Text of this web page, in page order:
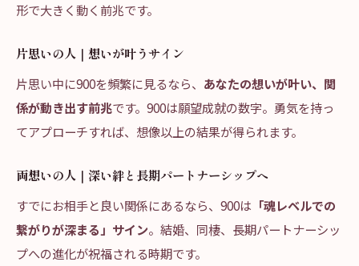
形で大きく動く前兆です。
片思いの人｜想いが叶うサイン
片思い中に900を頻繁に見るなら、 あなたの想いが叶い、関
係が動き出す前兆です。900は願望成就の数字。勇気を持っ
てアプローチすれば、想像以上の結果が得られます。
両想いの人｜深い絆と長期パートナーシップへ
すでにお相手と良い関係にあるなら、900は 「魂レベルでの
繋がりが深まる」サイン。結婚、同棲、長期パートナーシッ
プへの進化が祝福される時期です。